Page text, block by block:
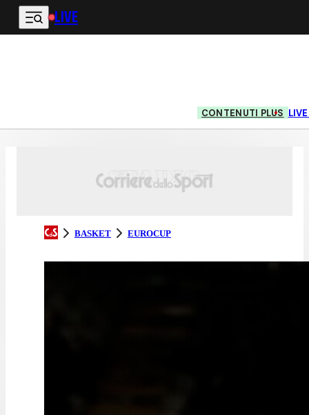
Vai al contenuto principale
LIVE
CONTENUTI PLUS
BASKET EUROCUP